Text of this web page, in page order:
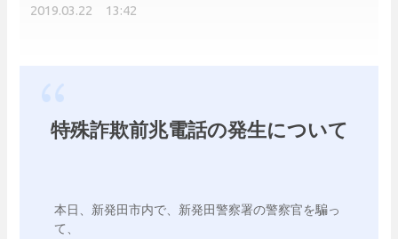
2019.03.22 13:42
特殊詐欺前兆電話の発生について
本日、新発田市内で、新発田警察署の警察官を騙っ
て、